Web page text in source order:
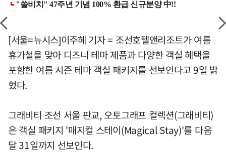
[서울=뉴시스]이주혜 기자 = 조선호텔앤리조트가 여름
휴가철을 맞아 디즈니 테마 제품과 다양한 객실 혜택을
포함한 여름 시즌 테마 객실 패키지를 선보인다고 9일 밝
혔다.
그래비티 조선 서울 판교, 오토그래프 컬렉션(그래비티)
은 객실 패키지 '매지컬 스테이(Magical Stay)'를 다음
달 31일까지 선보인다.